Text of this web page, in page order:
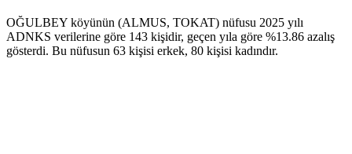
OĞULBEY köyünün (ALMUS, TOKAT) nüfusu 2025 yılı
ADNKS verilerine göre 143 kişidir, geçen yıla göre %13.86 azalış
gösterdi. Bu nüfusun 63 kişisi erkek, 80 kişisi kadındır.